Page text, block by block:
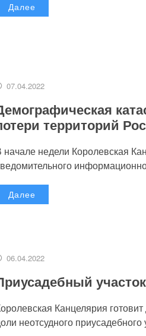
Далее
07.04.2022
территорий
начале недели Королевская
Далее
06.04.2022
Канцелярия
неотсудного приусадебного